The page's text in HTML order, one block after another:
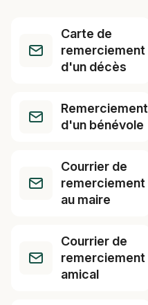
Carte de
remerciement
d'un décès
Remerciement
d'un bénévole
Courrier de
remerciement
au maire
Courrier de
remerciement
amical